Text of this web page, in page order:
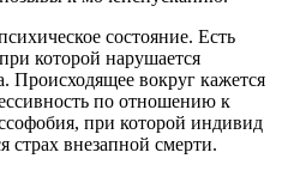
состояние. Есть
которой нарушается
Происходящее вокруг кажется
по отношению к
при которой индивид
страх внезапной смерти.